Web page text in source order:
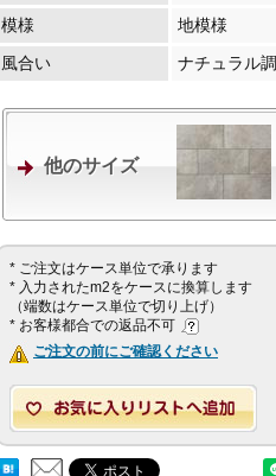
模様
地模様
風合い
ナチュラル調
他のサイズ
* ご注文はケース単位で承ります
* 入力されたm2をケースに換算します
（端数はケース単位で切り上げ）
* お客様都合での返品不可
ご注文の前にご確認ください